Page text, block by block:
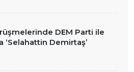
DEM Parti ile
‘Selahattin Demirtaş’